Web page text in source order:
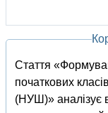
Стаття
початкових
(НУШ)» аналізує